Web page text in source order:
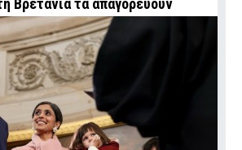
Βρετανία τα απαγορεύουν